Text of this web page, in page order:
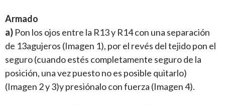
Armado
a) Pon los ojos entre la R13 y R14 con una separación
de 13agujeros (Imagen 1), por el revés del tejido pon el
seguro (cuando estés completamente seguro de la
posición, una vez puesto no es posible quitarlo)
(Imagen 2 y 3)y presiónalo con fuerza (Imagen 4).